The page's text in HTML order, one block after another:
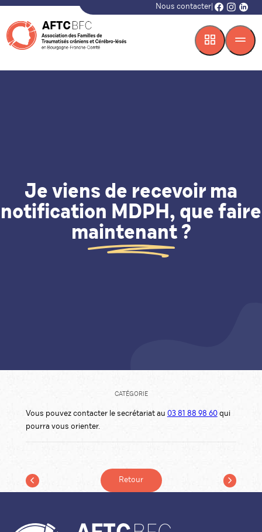
Nous contacter| facebook
Je viens de recevoir ma
notification MDPH, que faire
maintenant ?
CATÉGORIE
Vous pouvez contacter le secrétariat au03 81 88 98 60qui
pourra vous orienter.
Retour